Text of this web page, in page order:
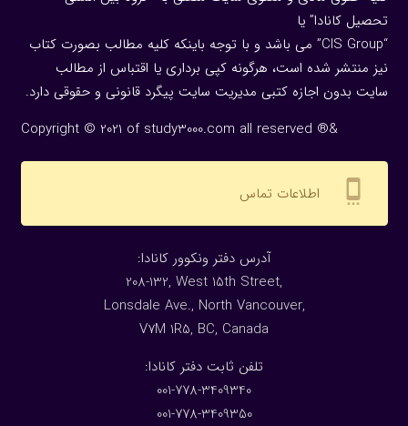
تحصیل کانادا” یا
“CIS Group” می باشد و با توجه باینکه کلیه مطالب بصورت کتاب
نیز منتشر شده است، هرگونه كپی برداری یا اقتباس از مطالب
سایت بدون اجازه كتبی مدیریت سایت پیگرد قانونی و حقوقی دارد.
Copyright © 2021 of study3000.com all reserved ®&
settings_cell اطلاعات تماس
:آدرس دفتر ونکوور کانادا
208-132, West 15th Street,
Lonsdale Ave., North Vancouver,
V7M 1R5, BC, Canada
:تلفن ثابت دفتر کانادا
001-778-3409340
001-778-3409350